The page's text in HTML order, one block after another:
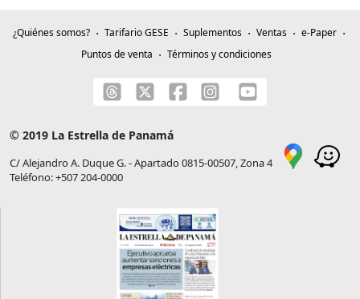
¿Quiénes somos? Tarifario GESE Suplementos Ventas
e-Paper
Puntos de venta
Términos y condiciones
© 2019 La Estrella de Panamá
C/ Alejandro A. Duque G. - Apartado 0815-00507, Zona 4
Teléfono: +507 204-0000